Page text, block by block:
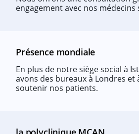
engagement avec nos médecins
Présence mondiale
En plus de notre siège social à
avons des bureaux à Londres
soutenir nos patients.